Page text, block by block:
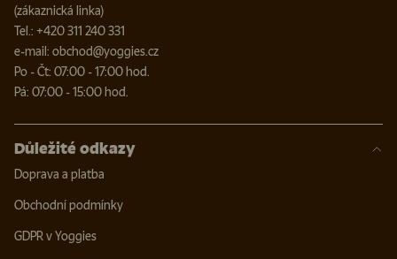
(zákaznická linka)
Tel.: +420 311 240 331
e-mail: obchod@yoggies.cz
Po - Čt: 07:00 - 17:00 hod.
Pá: 07:00 - 15:00 hod.
Důležité odkazy
Doprava a platba
Obchodní podmínky
GDPR v Yoggies